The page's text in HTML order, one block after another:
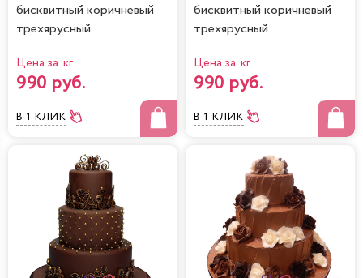
бисквитный коричневый
трехярусный
Цена за кг
990 руб.
В 1 КЛИК
бисквитный коричневый
трехярусный
Цена за кг
990 руб.
В 1 КЛИК